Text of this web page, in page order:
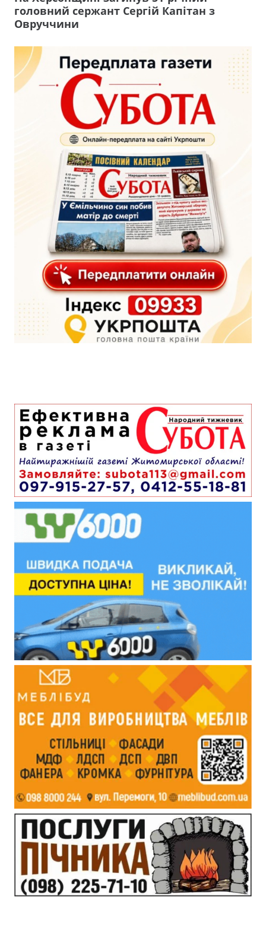
головний сержант Сергій Капітан з
Овруччини